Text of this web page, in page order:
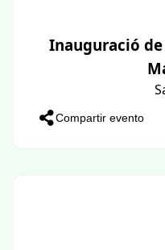
Inauguració de
Compartir evento